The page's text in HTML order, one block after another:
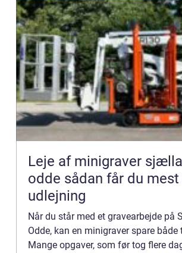
Leje af minigraver
odde sådan får du mest ud af din
udlejning
Når du står med et gravearbejde på
Odde, kan en minigraver spare
Mange opgaver, som før tog flere